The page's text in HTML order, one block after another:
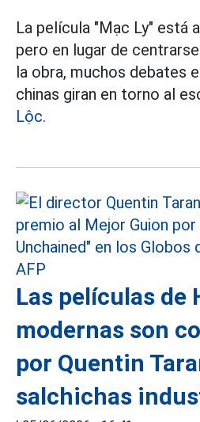
La película "Mạc Ly" está
pero en lugar de
la obra, muchos debates
chinas giran en torno al
Lộc.
Las películas de
modernas son
por Quentin
salchichas